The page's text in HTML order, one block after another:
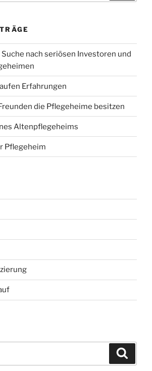
nach seriösen Investoren und
Erfahrungen
die Pflegeheime besitzen
Altenpflegeheims
Pflegeheim